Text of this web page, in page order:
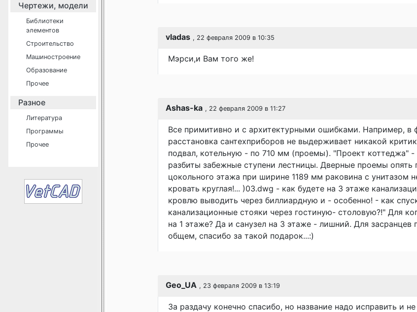
Чертежи, модели
Библиотеки
элементов
Строительство
Машиностроение
Образование
Прочее
Разное
Литература
Программы
Прочее
vladas , 22 февраля 2009 в 10:35
Мэрси,и Вам того же!
Ashas-ka , 22 февраля 2009 в 11:27
Все примитивно и с архитектурными ошибками. Например, в
расстановка сантехприборов не выдерживает никакой
подвал, котельную - по 710 мм (проемы). "Проект коттеджа" -
разбиты забежные ступени лестницы. Дверные проемы опять
цокольного этажа при ширине 1189 мм раковина с унитазом
кровать круглая!... )03.dwg - как будете на 3 этаже
кровлю выводить через биллиардную и - особенно! - как
канализационные стояки через гостиную- столовую?!" Для
на 1 этаже? Да и санузел на 3 этаже - лишний. Для засранцев
общем, спасибо за такой подарок...:)
Geo_UA , 23 февраля 2009 в 13:19
За раздачу конечно спасибо, но название надо исправить и